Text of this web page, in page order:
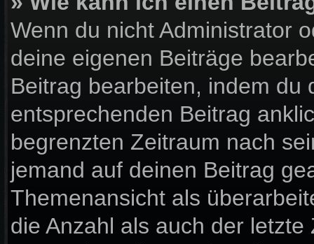
Wenn du nicht Administrator
deine eigenen Beiträge
Beitrag bearbeiten, indem du
entsprechenden Beitrag
begrenzten Zeitraum nach
jemand auf deinen Beitrag
Themenansicht als
die Anzahl als auch der